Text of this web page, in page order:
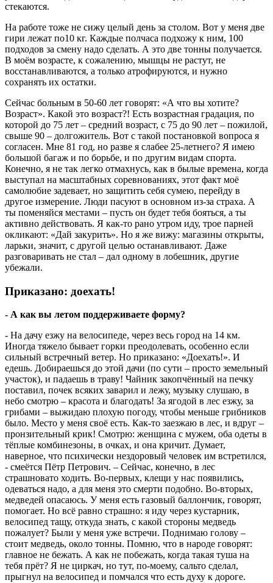
стекаются.
На работе тоже не сижу целый день за столом. Вот у меня две
гири лежат по10 кг. Каждые полчаса подхожу к ним, 100
подходов за смену надо сделать. А это две тонны получается.
В моём возрасте, к сожалению, мышцы не растут, не
восстанавливаются, а только атрофируются, и нужно
сохранять их остатки.
Сейчас больным в 50-60 лет говорят: «А что вы хотите?
Возраст». Какой это возраст?! Есть возрастная градация, по
которой до 75 лет – средний возраст, с 75 до 90 лет – пожилой,
свыше 90 – долгожитель. Вот с такой постановкой вопроса я
согласен. Мне 81 год, но разве я слабее 25-летнего? Я имею
большой багаж и по борьбе, и по другим видам спорта.
Конечно, я не так легко отмахнусь, как в былые времена, когда
выступал на масштабных соревнованиях, этот факт моё
самолюбие задевает, но защитить себя сумею, перейду в
другое измерение. Люди пасуют в основном из-за страха. А
ты поменяйся местами – пусть он будет тебя бояться, а ты
активно действовать. Я как-то рано утром иду, трое парней
окликают: «Дай закурить». Но я же вижу: магазины открыты,
ларьки, значит, с другой целью останавливают. Даже
разговаривать не стал – дал одному в лобешник, другие
убежали.
Приказано: доехать!
- А как вы летом поддерживаете форму?
- На дачу езжу на велосипеде, через весь город на 14 км.
Иногда тяжело бывает горки преодолевать, особенно если
сильный встречный ветер. Но приказано: «Доехать!». И
едешь. Добираешься до этой дачи (по сути – просто земельный
участок), и падаешь в траву! Чайник закопчённый на печку
поставил, почек всяких заварил и лежу, музыку слушаю, в
небо смотрю – красота и благодать! За ягодой в лес езжу, за
грибами – выжидаю плохую погоду, чтобы меньше грибников
было. Место у меня своё есть. Как-то заезжаю в лес, и вдруг –
пронзительный крик! Смотрю: женщина с мужем, оба одеты в
тёплые комбинезоны, в очках, и она кричит. Думает,
наверное, что психически нездоровый человек им встретился,
- смеётся Пётр Петрович. – Сейчас, конечно, в лес
страшновато ходить. Во-первых, клещи у нас появились,
одеваться надо, а для меня это смерти подобно. Во-вторых,
медведей опасаюсь. У меня есть газовый баллончик, говорят,
помогает. Но всё равно страшно: я иду через кустарник,
велосипед тащу, откуда знать, с какой стороны медведь
пожалует? Были у меня уже встречи. Поднимаю голову –
стоит медведь, около тонны. Помню, что в народе говорят:
главное не бежать. А как не побежать, когда такая туша на
тебя прёт? Я не циркач, но тут, по-моему, сальто сделал,
прыгнул на велосипед и помчался что есть духу к дороге.